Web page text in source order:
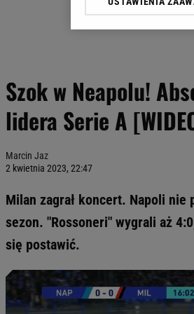
Szok w Neapolu!
lidera Serie A
Marcin Jaz
2 kwietnia 2023, 22:47
Milan zagrał koncert. Napoli nie
sezon. "Rossoneri" wygrali aż
się postawić.
Klikając „Akceptuję”
Zaufanych Partnerów i
My, nasi Zaufani
Użycie dokładnych
Przechowywanie